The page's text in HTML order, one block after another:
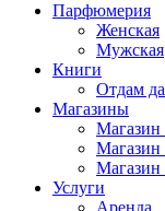
Парфюмерия
Женская
Мужская
Книги
Отдам
Магазины
Магазин
Магазин
Услуги
Аренда